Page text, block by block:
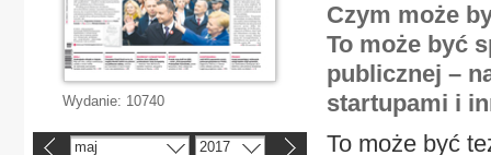
Czym może
To może być
publicznej –
startupami i
To może być
Wydanie: 10740
maj 2017